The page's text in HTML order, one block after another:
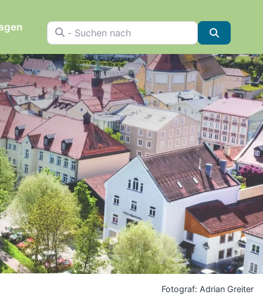
- Suchen nach
Fotograf: Adrian Greiter